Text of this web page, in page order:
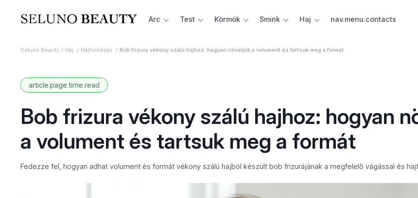
Arc Test Körmök Smink Haj nav.menu.contacts
Seluno Beauty Haj Hajformázás Bob frizura vékony szálú hajhoz: hogyan növeljük a volument és tartsuk meg a formát
article.page.time.read
Bob frizura vékony szálú hajhoz: hogyan
a volument és tartsuk meg a formát
Fedezze fel, hogyan adhat volument és formát vékony szálú hajból készült bob frizurájának a megfelelő vágással és